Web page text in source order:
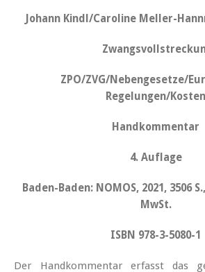
Johann Kindl/Caroline Meller-
ZPO/ZVG/Nebengesetze/
Regelungen/Kosten
Handkommentar
4. Auflage
Baden-Baden: NOMOS, 2021, 3506
MwSt.
ISBN 978-3-5080-1
Der Handkommentar erfasst das